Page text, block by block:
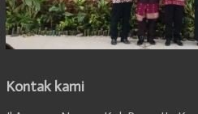
Kontak kami